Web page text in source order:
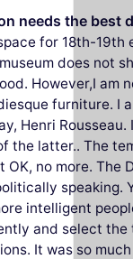
needs the best
for 18th-19th
does not
However,I am
furniture. I
Henri
the latter.. The
OK, no more. The
speaking.
intelligent
and select the
It was so